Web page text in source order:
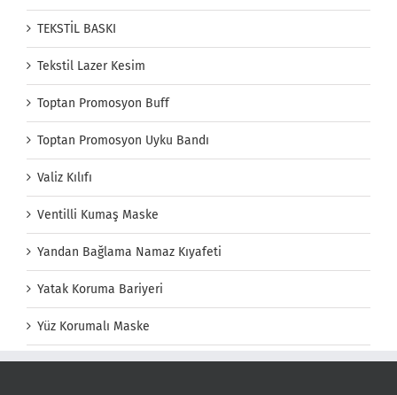
TEKSTİL BASKI
Tekstil Lazer Kesim
Toptan Promosyon Buff
Toptan Promosyon Uyku Bandı
Valiz Kılıfı
Ventilli Kumaş Maske
Yandan Bağlama Namaz Kıyafeti
Yatak Koruma Bariyeri
Yüz Korumalı Maske